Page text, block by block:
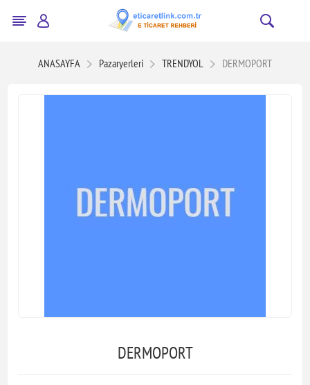
ANASAYFA Pazaryerleri TRENDYOL DERMOPORT
DERMOPORT